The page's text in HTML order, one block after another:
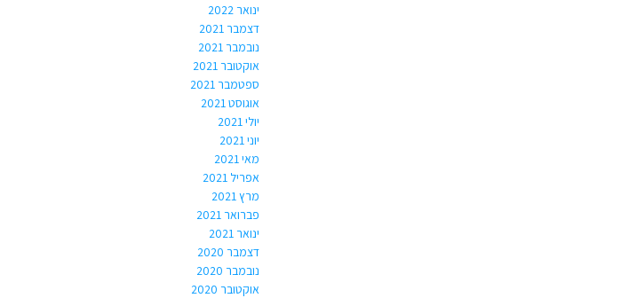
ינואר 2022
דצמבר 2021
נובמבר 2021
אוקטובר 2021
ספטמבר 2021
אוגוסט 2021
יולי 2021
יוני 2021
מאי 2021
אפריל 2021
מרץ 2021
פברואר 2021
ינואר 2021
דצמבר 2020
נובמבר 2020
אוקטובר 2020